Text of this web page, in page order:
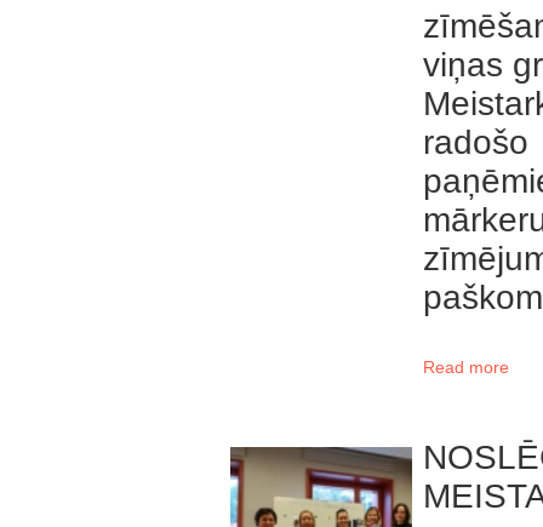
viņas
Read more